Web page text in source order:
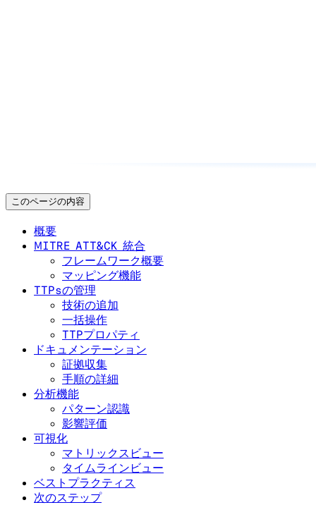
このページの内容
概要
MITRE ATT&CK 統合
フレームワーク概要
マッピング機能
TTPsの管理
技術の追加
一括操作
TTPプロパティ
ドキュメンテーション
証拠収集
手順の詳細
分析機能
パターン認識
影響評価
可視化
マトリックスビュー
タイムラインビュー
ベストプラクティス
次のステップ